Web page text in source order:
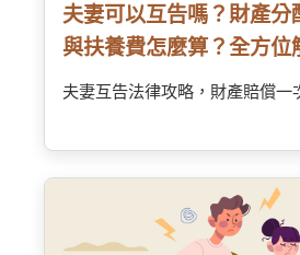
夫妻可以互告嗎？財產分
與扶養費怎麼算？全方位
夫妻互告法律攻略，財產賠償一